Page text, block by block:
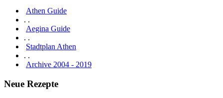
Athen Guide
. .
Aegina Guide
. .
Stadtplan Athen
. .
Archive 2004 - 2019
Neue Rezepte